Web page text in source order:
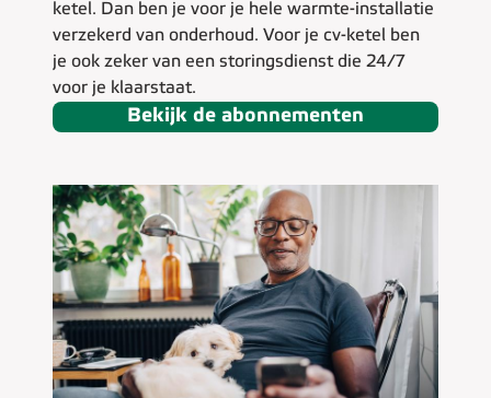
ketel. Dan ben je voor je hele warmte-installatie
verzekerd van onderhoud. Voor je cv-ketel ben
je ook zeker van een storingsdienst die 24/7
voor je klaarstaat.
Bekijk de abonnementen